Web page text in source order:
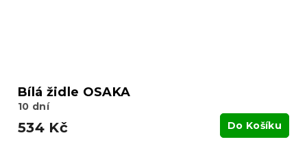
Bílá židle OSAKA
10 dní
534 Kč Do Košíku